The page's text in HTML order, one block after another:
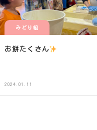
みどり組
お餅たくさん
2024.01.11